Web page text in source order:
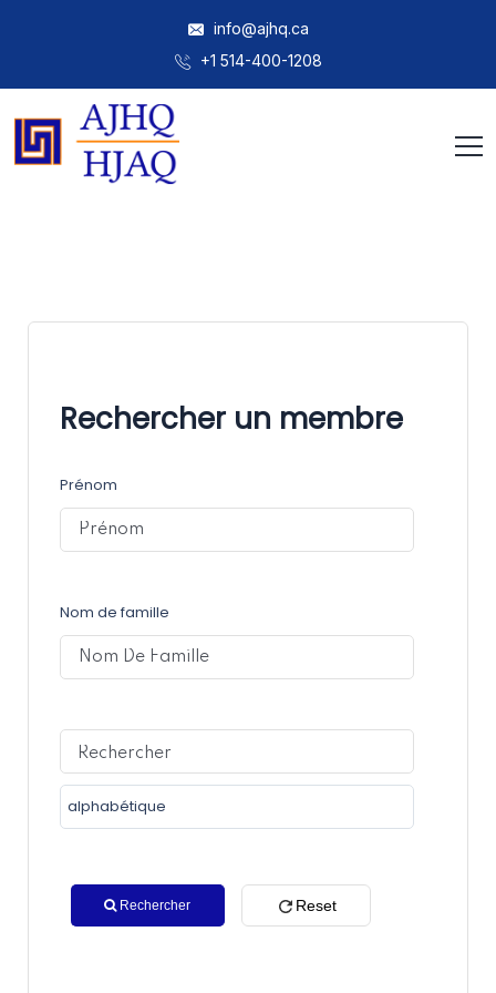
info@ajhq.ca
+1 514-400-1208
Rechercher un membre
Prénom
Nom de famille
Rechercher Reset